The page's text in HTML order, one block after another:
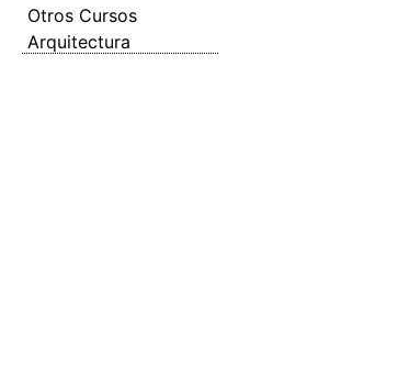
Otros Cursos
Arquitectura